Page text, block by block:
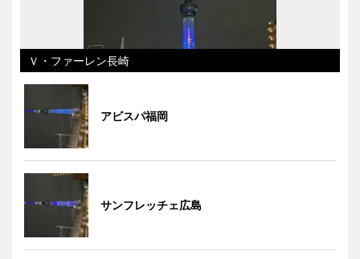
Ｖ・ファーレン長崎
アビスパ福岡
サンフレッチェ広島